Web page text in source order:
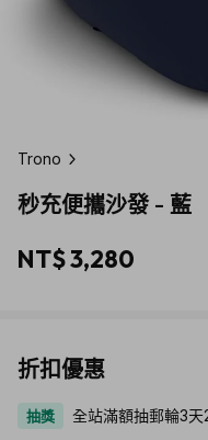
Trono
秒充便攜沙發 - 藍
NT$ 3,280
折扣優惠
抽獎 全站滿額抽郵輪3